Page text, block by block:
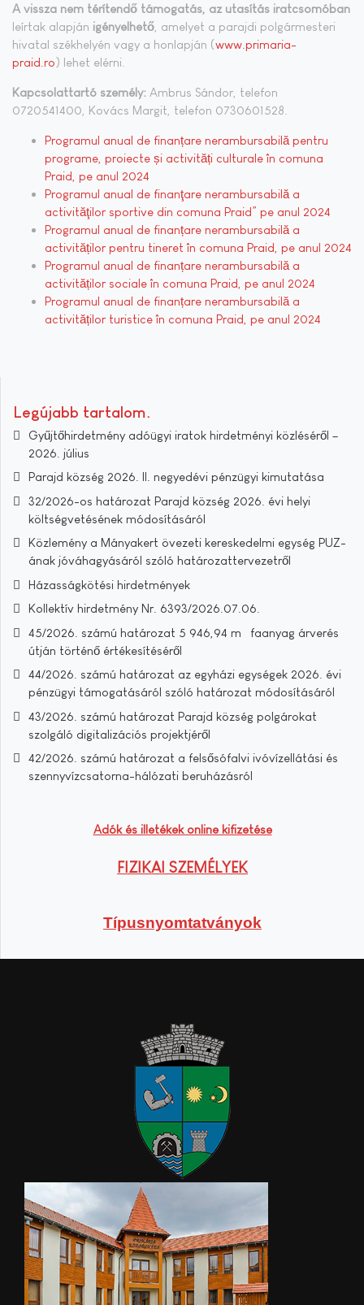
A vissza nem térítendő támogatás, az utasítás iratcsomóban
leírtak alapján igényelhető , amelyet a parajdi polgármesteri
hivatal székhelyén vagy a honlapján (www.primaria-
praid.ro) lehet elérni.
Kapcsolattartó személy: Ambrus Sándor, telefon
0720541400, Kovács Margit, telefon 0730601528.
Programul anual de finanțare nerambursabilă pentru
programe, proiecte și activități culturale în comuna
Praid, pe anul 2024
Programul anual de finanţare nerambursabilă a
activităţilor sportive din comuna Praid” pe anul 2024
Programul anual de finanțare nerambursabilă a
activităților pentru tineret în comuna Praid, pe anul 2024
Programul anual de finanțare nerambursabilă a
activităților sociale în comuna Praid, pe anul 2024
Programul anual de finanțare nerambursabilă a
activităților turistice în comuna Praid, pe anul 2024
Legújabb tartalom
Gyűjtőhirdetmény adóügyi iratok hirdetményi közléséről –
2026. július
Parajd község 2026. II. negyedévi pénzügyi kimutatása
32/2026-os határozat Parajd község 2026. évi helyi
költségvetésének módosításáról
Közlemény a Mányakert övezeti kereskedelmi egység PUZ-
ának jóváhagyásáról szóló határozattervezetről
Házasságkötési hirdetmények
Kollektív hirdetmény Nr. 6393/2026.07.06.
45/2026. számú határozat 5 946,94 m³ faanyag árverés
útján történő értékesítéséről
44/2026. számú határozat az egyházi egységek 2026. évi
pénzügyi támogatásáról szóló határozat módosításáról
43/2026. számú határozat Parajd község polgárokat
szolgáló digitalizációs projektjéről
42/2026. számú határozat a felsősófalvi ivóvízellátási és
szennyvízcsatorna-hálózati beruházásról
Adók és illetékek online kifizetése
FIZIKAI SZEMÉLYEK
Típusnyomtatványok